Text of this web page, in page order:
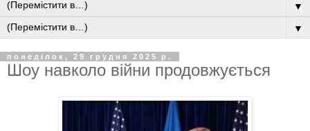
▼
▼
понеділок, 29 грудня 2025 р.
Шоу навколо війни продовжується